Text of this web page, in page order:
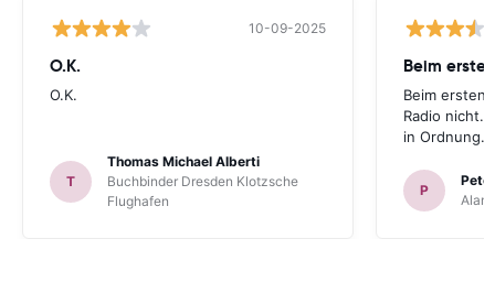
10-09-2025
O.K.
O.K.
T
Thomas Michael Alberti
Buchbinder Dresden Klotzsche
Flughafen
Beim
Beim ersten
Radio nicht.
in Ordnung.
P